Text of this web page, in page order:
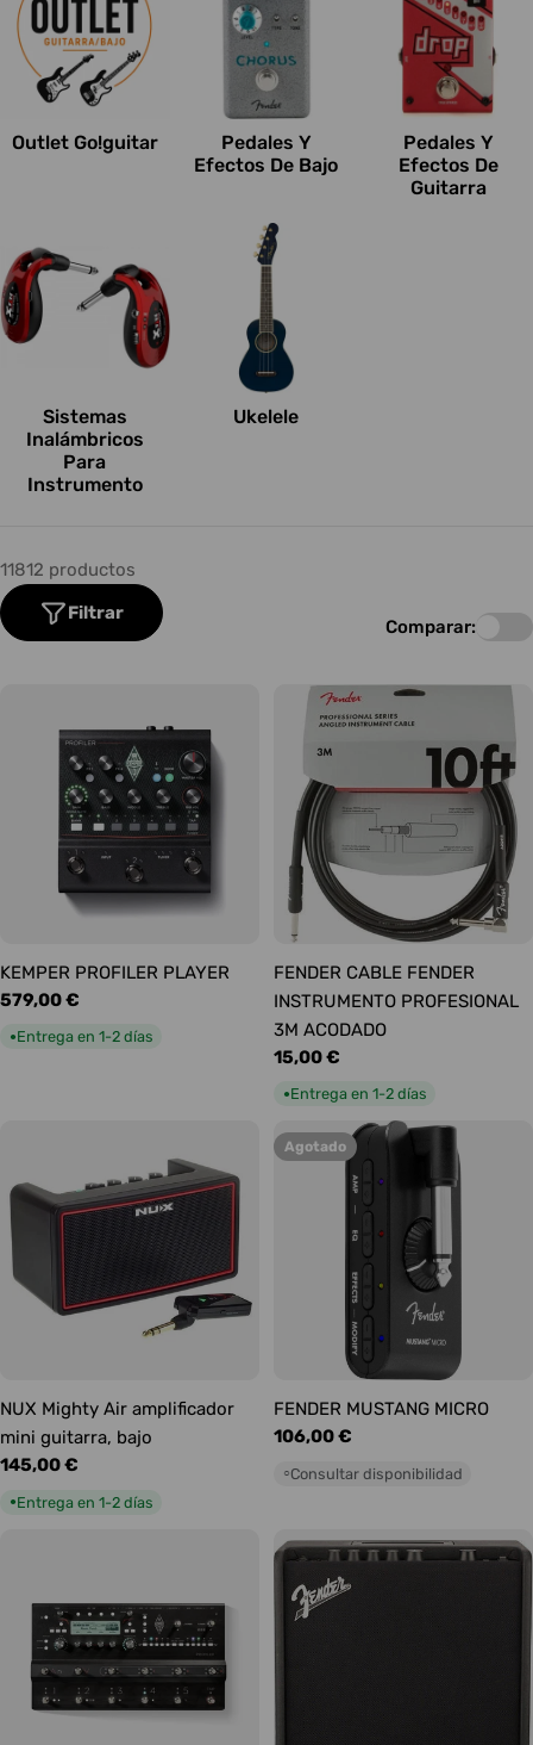
Outlet Go!guitar
Pedales Y
Efectos De Bajo
Pedales Y
Efectos De
Guitarra
Sistemas
Inalámbricos
Para
Instrumento
Ukelele
11812 productos
Filtrar
Comparar:
KEMPER PROFILER PLAYER
Precio
habitual
579,00 €
●Entrega en 1-2 días
FENDER CABLE FENDER
INSTRUMENTO PROFESIONAL
3M ACODADO
Precio
habitual
15,00 €
●Entrega en 1-2 días
NUX Mighty Air amplificador
mini guitarra, bajo
Precio
145,00 €
●Entrega en 1-2 días
Agotado
FENDER MUSTANG MICRO
Precio
106,00 €
○Consultar disponibilidad